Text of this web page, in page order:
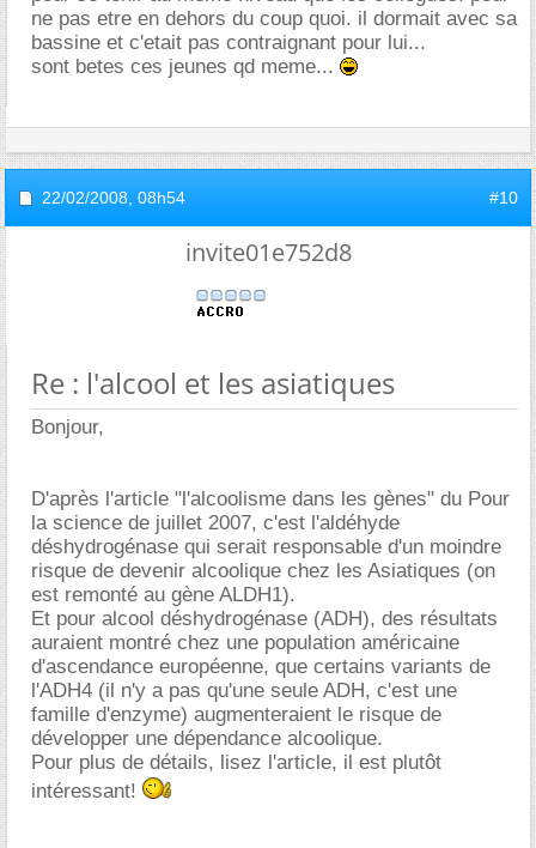
ne pas etre en dehors du coup quoi. il dormait avec sa
bassine et c'etait pas contraignant pour lui...
sont betes ces jeunes qd meme...
22/02/2008, 08h54 #10
invite01e752d8
Re : l'alcool et les asiatiques
Bonjour,
D'après l'article "l'alcoolisme dans les gènes" du Pour
la science de juillet 2007, c'est l'aldéhyde
déshydrogénase qui serait responsable d'un moindre
risque de devenir alcoolique chez les Asiatiques (on
est remonté au gène ALDH1).
Et pour alcool déshydrogénase (ADH), des résultats
auraient montré chez une population américaine
d'ascendance européenne, que certains variants de
l'ADH4 (il n'y a pas qu'une seule ADH, c'est une
famille d'enzyme) augmenteraient le risque de
développer une dépendance alcoolique.
Pour plus de détails, lisez l'article, il est plutôt
intéressant!